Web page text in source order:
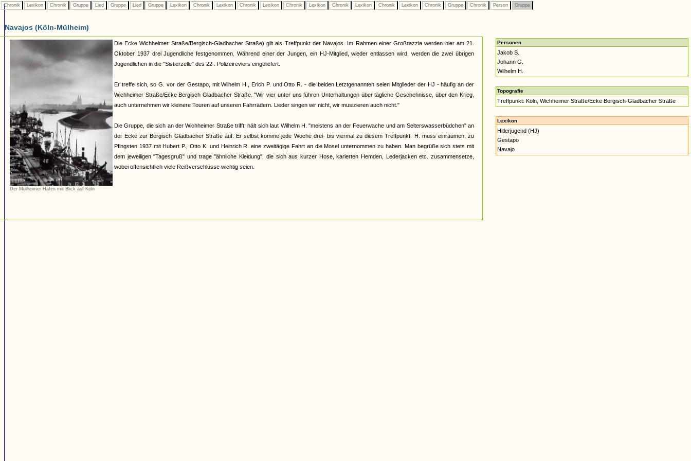
Chronik Lexikon Chronik Gruppe Lied Gruppe Lied Gruppe Lexikon Chronik Lexikon Chronik Lexikon Chronik Lexikon Chronik Lexikon Chronik Lexikon Chronik Gruppe Chronik Person Gruppe
Navajos (Köln-Mülheim)
Der Mülheimer Hafen mit Blick auf Köln
Die Ecke Wichheimer Straße/Bergisch-Gladbacher Straße) gilt als Treffpunkt der Navajos. Im Rahmen einer Großrazzia werden hier am 21.
Oktober 1937 drei Jugendliche festgenommen. Während einer der Jungen, ein HJ-Mitglied, wieder entlassen wird, werden die zwei übrigen
Jugendlichen in die "Sistierzelle" des 22 . Polizeireviers eingeliefert.
Er treffe sich, so G. vor der Gestapo, mit Wilhelm H., Erich P. und Otto R. - die beiden Letztgenannten seien Mitglieder der HJ - häufig an der
Wichheimer Straße/Ecke Bergisch Gladbacher Straße. "Wir vier unter uns führen Unterhaltungen über tägliche Geschehnisse, über den Krieg,
auch unternehmen wir kleinere Touren auf unseren Fahrrädern. Lieder singen wir nicht, wir musizieren auch nicht."
Die Gruppe, die sich an der Wichheimer Straße trifft, hält sich laut Wilhelm H. "meistens an der Feuerwache und am Selterswasserbüdchen" an
der Ecke zur Bergisch Gladbacher Straße auf. Er selbst komme jede Woche drei- bis viermal zu diesem Treffpunkt. H. muss einräumen, zu
Pfingsten 1937 mit Hubert P., Otto K. und Heinrich R. eine zweitägige Fahrt an die Mosel unternommen zu haben. Man begrüße sich stets mit
dem jeweiligen "Tagesgruß" und trage "ähnliche Kleidung", die sich aus kurzer Hose, karierten Hemden, Lederjacken etc. zusammensetze,
wobei offensichtlich viele Reißverschlüsse wichtig seien.
Personen
Jakob S.
Johann G.
Wilhelm H.
Topografie
Treffpunkt: Köln, Wichheimer Straße/Ecke Bergisch-Gladbacher Straße
Lexikon
Hitlerjugend (HJ)
Gestapo
Navajo